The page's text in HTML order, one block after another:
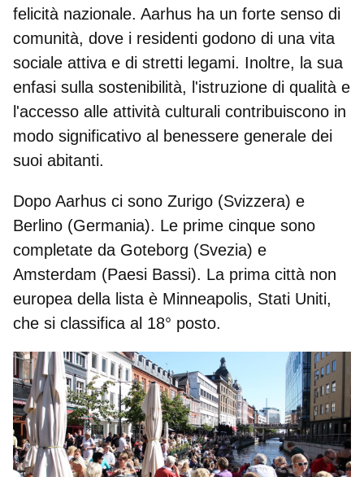
felicità nazionale. Aarhus ha un forte senso di
comunità, dove i residenti godono di una vita
sociale attiva e di stretti legami. Inoltre, la sua
enfasi sulla sostenibilità, l'istruzione di qualità e
l'accesso alle attività culturali contribuiscono in
modo significativo al benessere generale dei
suoi abitanti.
Dopo Aarhus ci sono Zurigo (Svizzera) e
Berlino (Germania). Le prime cinque sono
completate da Goteborg (Svezia) e
Amsterdam (Paesi Bassi). La prima città non
europea della lista è Minneapolis, Stati Uniti,
che si classifica al 18° posto.